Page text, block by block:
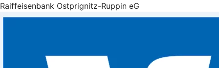
Raiffeisenbank Ostprignitz-Ruppin eG